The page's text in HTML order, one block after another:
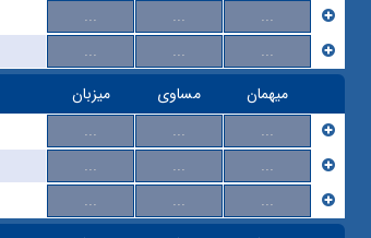
... ...
...
... ...
...
میزبان مساوی
میهمان
... ...
...
... ...
...
... ...
...